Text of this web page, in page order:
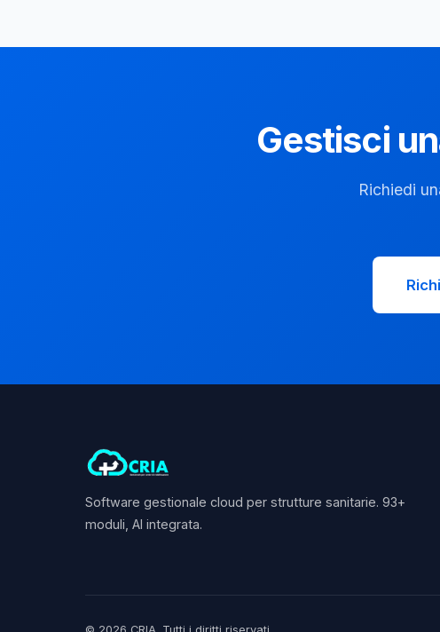
Gestisci
Richiedi
Software gestionale cloud per strutture sanitarie. 93+
moduli, AI integrata.